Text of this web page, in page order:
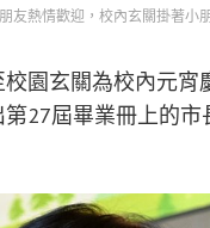
友熱情歡迎，校內玄關掛著小
園玄關為校內元
27屆畢業冊上的